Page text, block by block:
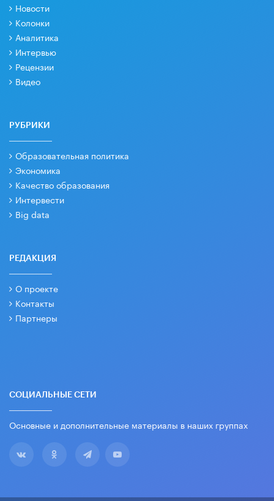
Новости
Колонки
Аналитика
Интервью
Рецензии
Видео
РУБРИКИ
Образовательная политика
Экономика
Качество образования
Интервести
Big data
РЕДАКЦИЯ
О проекте
Контакты
Партнеры
СОЦИАЛЬНЫЕ СЕТИ
Основные и дополнительные материалы в наших группах